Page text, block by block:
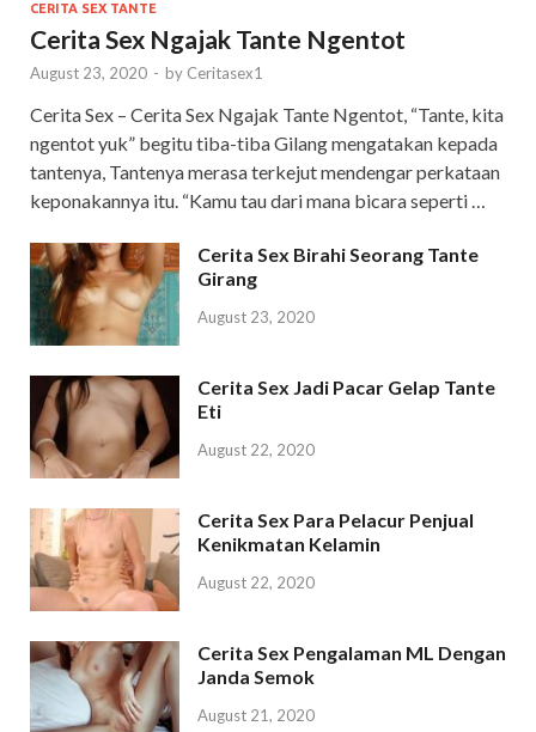
CERITA SEX TANTE
Cerita Sex Ngajak Tante Ngentot
August 23, 2020 - by Ceritasex1
Cerita Sex – Cerita Sex Ngajak Tante Ngentot, “Tante, kita
ngentot yuk” begitu tiba-tiba Gilang mengatakan kepada
tantenya, Tantenya merasa terkejut mendengar perkataan
keponakannya itu. “Kamu tau dari mana bicara seperti …
Cerita Sex Birahi Seorang Tante
Girang
August 23, 2020
Cerita Sex Jadi Pacar Gelap Tante
Eti
August 22, 2020
Cerita Sex Para Pelacur Penjual
Kenikmatan Kelamin
August 22, 2020
Cerita Sex Pengalaman ML Dengan
Janda Semok
August 21, 2020